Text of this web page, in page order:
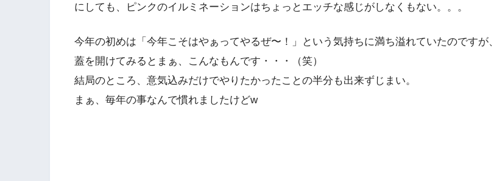
にしても、ピンクのイルミネーションはちょっとエッチな感じがしなくもない。。。
今年の初めは「今年こそはやぁってやるぜ〜！」という気持ちに満ち溢れていたのですが、
蓋を開けてみるとまぁ、こんなもんです・・・（笑）
結局のところ、意気込みだけでやりたかったことの半分も出来ずじまい。
まぁ、毎年の事なんで慣れましたけどw